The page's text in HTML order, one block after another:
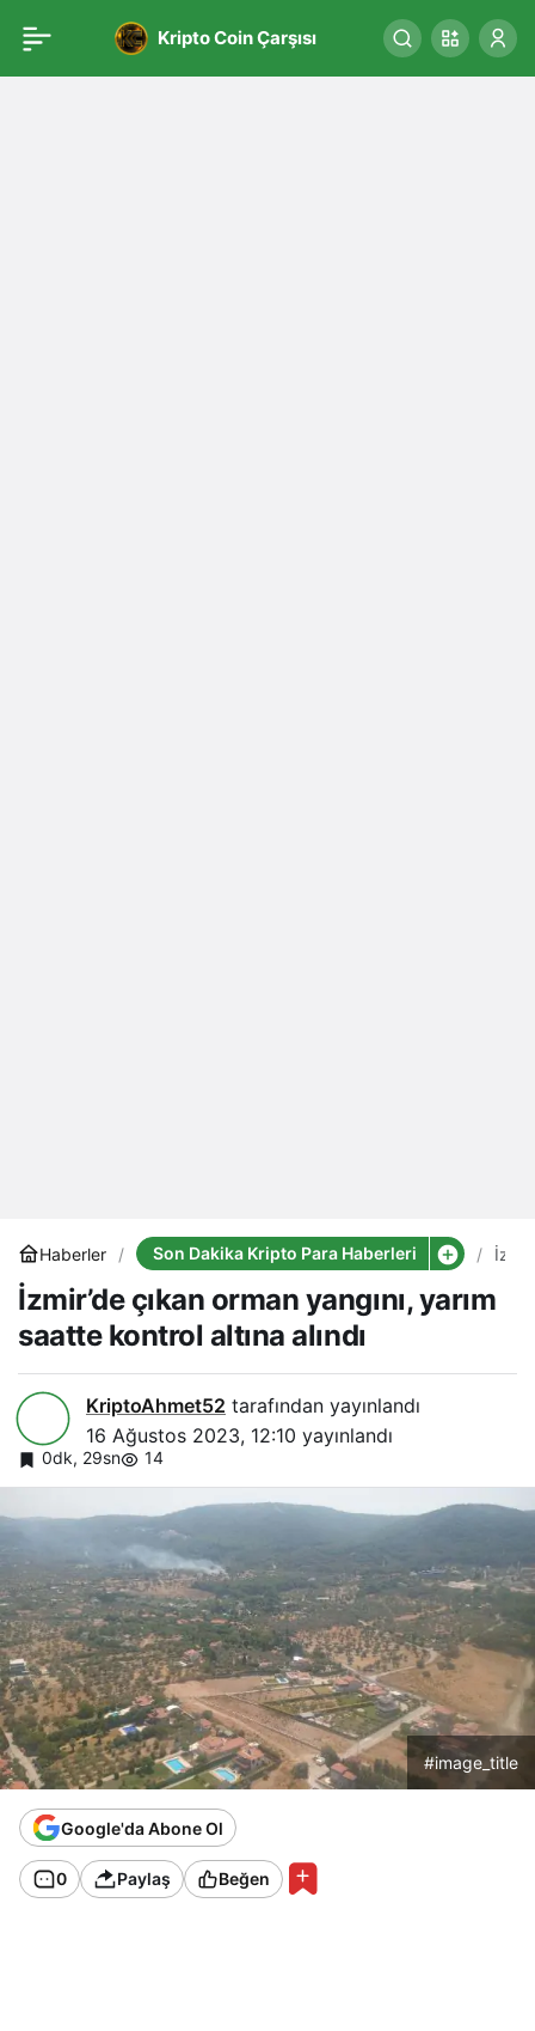
Kripto Coin Çarşısı
Haberler Son Dakika Kripto Para Haberleri
İzmir’de çıkan orman yangını, yarım
saatte kontrol altına alındı
KriptoAhmet52 tarafından yayınlandı
16 Ağustos 2023, 12:10 yayınlandı
0dk, 29sn 14
#image_title
Google'da Abone Ol
0 Paylaş Beğen